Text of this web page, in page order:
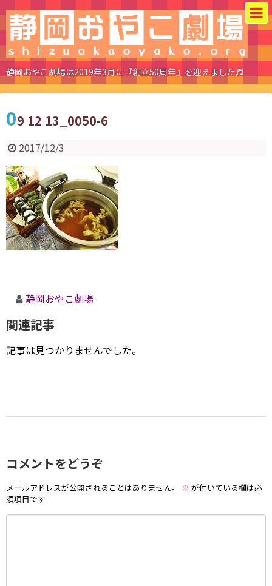
静岡おやこ劇場は2019年3月に『創立50周年』を迎えました♬
09 12 13_0050-6
2017/12/3
静岡おやこ劇場
関連記事
記事は見つかりませんでした。
コメントをどうぞ
メールアドレスが公開されることはありません。 ※ が付いている欄は必
須項目です